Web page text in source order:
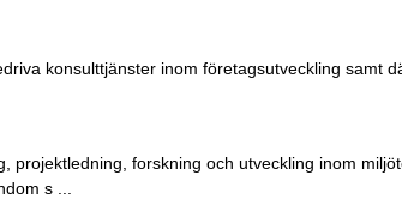
konsulttjänster inom företagsutveckling samt
projektledning, forskning och utveckling inom
s ...